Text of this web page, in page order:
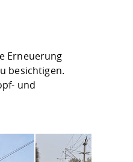
Erneuerung
besichtigen.
und